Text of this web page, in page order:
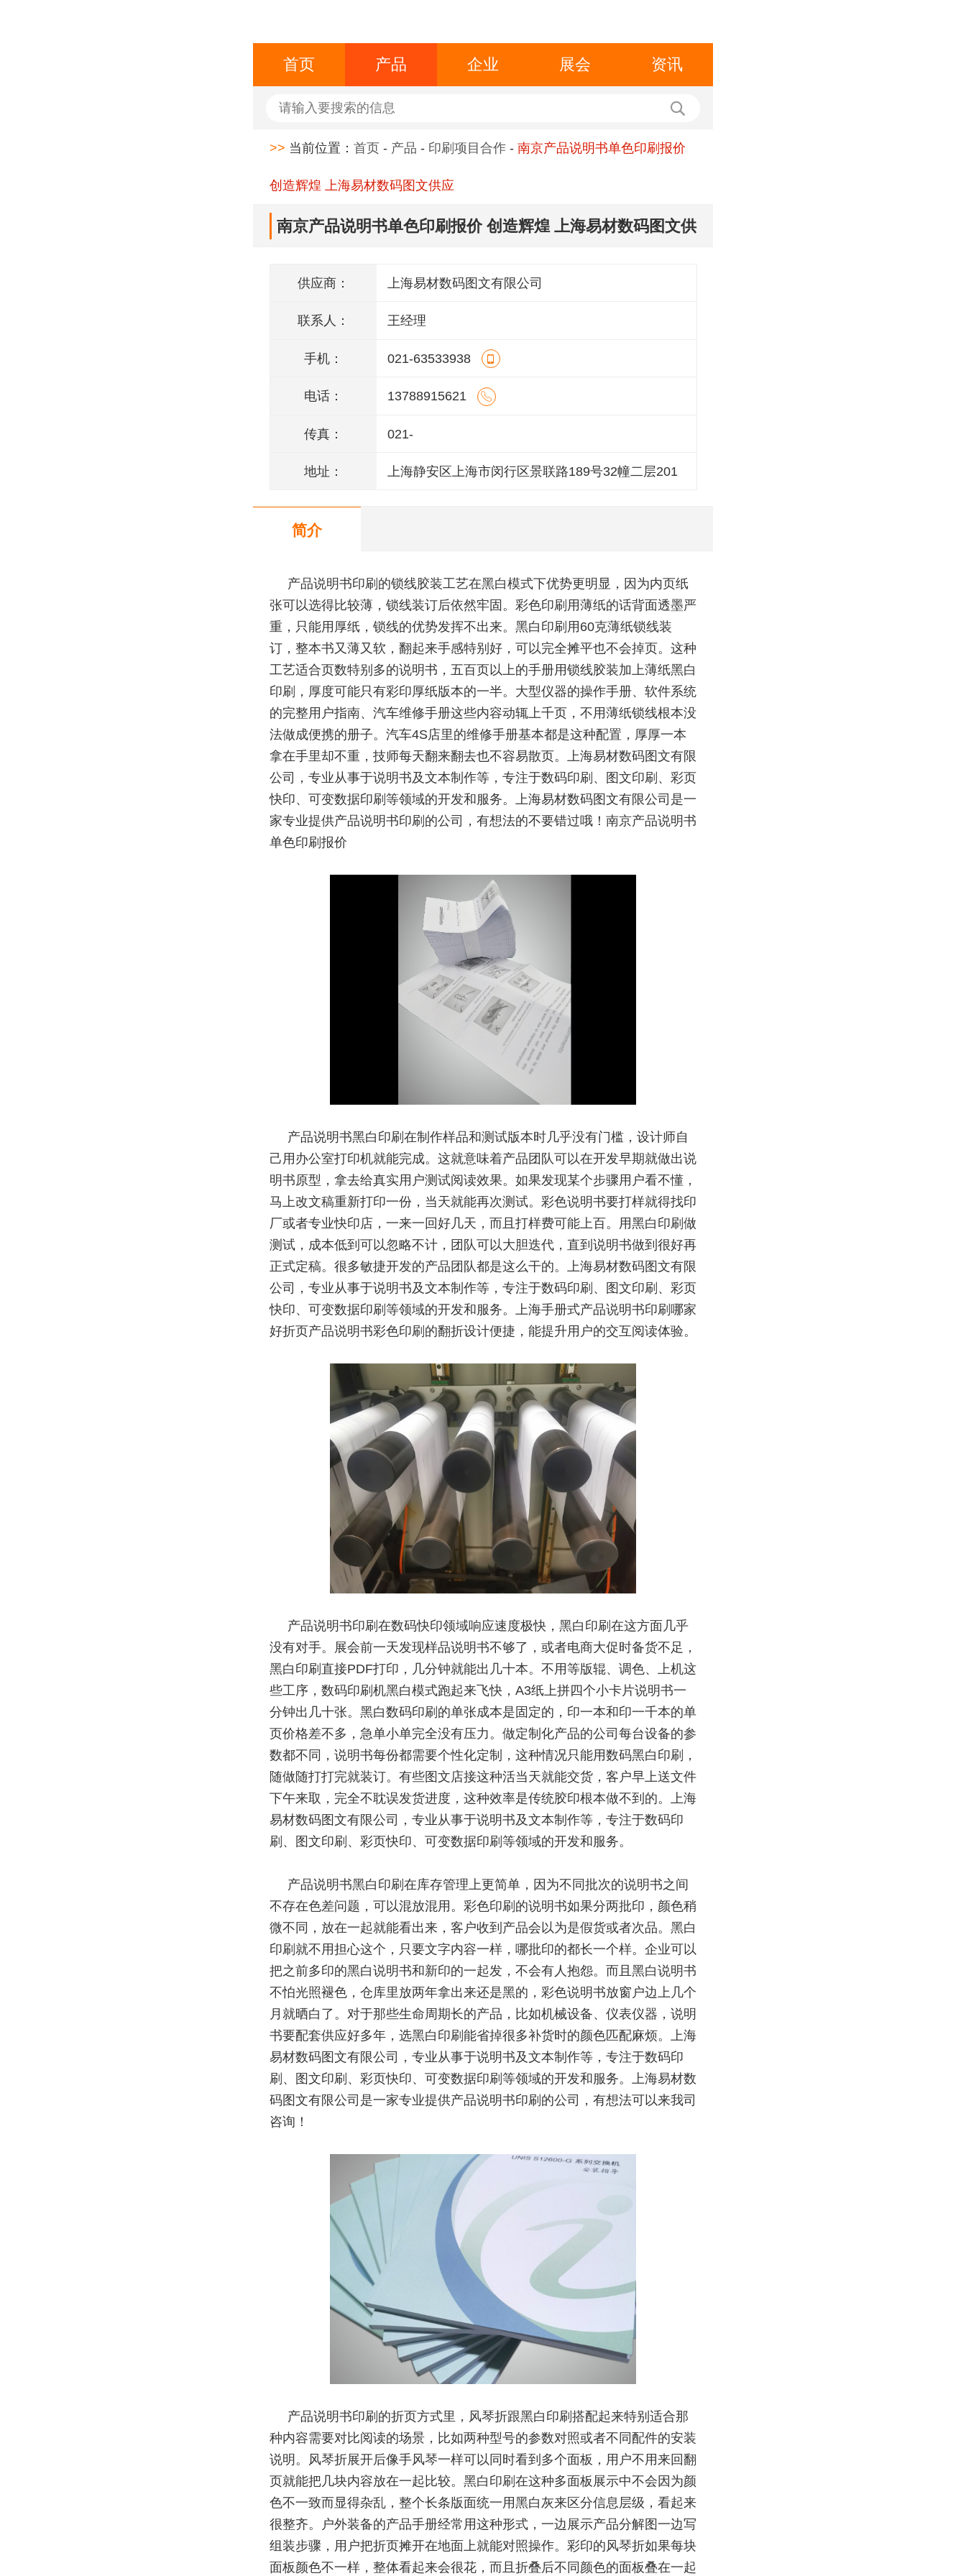
首页 产品 企业 展会 资讯
>> 当前位置： 首页 - 产品 - 印刷项目合作- 南京产品说明书单色印刷报价
创造辉煌 上海易材数码图文供应
南京产品说明书单色印刷报价 创造辉煌 上海易材数码图文供
供应商： 上海易材数码图文有限公司
联系人： 王经理
手机： 021-63533938
电话： 13788915621
传真： 021-
地址： 上海静安区上海市闵行区景联路189号32幢二层201
简介
产品说明书印刷的锁线胶装工艺在黑白模式下优势更明显，因为内页纸
张可以选得比较薄，锁线装订后依然牢固。彩色印刷用薄纸的话背面透墨严
重，只能用厚纸，锁线的优势发挥不出来。黑白印刷用60克薄纸锁线装
订，整本书又薄又软，翻起来手感特别好，可以完全摊平也不会掉页。这种
工艺适合页数特别多的说明书，五百页以上的手册用锁线胶装加上薄纸黑白
印刷，厚度可能只有彩印厚纸版本的一半。大型仪器的操作手册、软件系统
的完整用户指南、汽车维修手册这些内容动辄上千页，不用薄纸锁线根本没
法做成便携的册子。汽车4S店里的维修手册基本都是这种配置，厚厚一本
拿在手里却不重，技师每天翻来翻去也不容易散页。上海易材数码图文有限
公司，专业从事于说明书及文本制作等，专注于数码印刷、图文印刷、彩页
快印、可变数据印刷等领域的开发和服务。上海易材数码图文有限公司是一
家专业提供产品说明书印刷的公司，有想法的不要错过哦！南京产品说明书
单色印刷报价
产品说明书黑白印刷在制作样品和测试版本时几乎没有门槛，设计师自
己用办公室打印机就能完成。这就意味着产品团队可以在开发早期就做出说
明书原型，拿去给真实用户测试阅读效果。如果发现某个步骤用户看不懂，
马上改文稿重新打印一份，当天就能再次测试。彩色说明书要打样就得找印
厂或者专业快印店，一来一回好几天，而且打样费可能上百。用黑白印刷做
测试，成本低到可以忽略不计，团队可以大胆迭代，直到说明书做到很好再
正式定稿。很多敏捷开发的产品团队都是这么干的。上海易材数码图文有限
公司，专业从事于说明书及文本制作等，专注于数码印刷、图文印刷、彩页
快印、可变数据印刷等领域的开发和服务。上海手册式产品说明书印刷哪家
好折页产品说明书彩色印刷的翻折设计便捷，能提升用户的交互阅读体验。
产品说明书印刷在数码快印领域响应速度极快，黑白印刷在这方面几乎
没有对手。展会前一天发现样品说明书不够了，或者电商大促时备货不足，
黑白印刷直接PDF打印，几分钟就能出几十本。不用等版辊、调色、上机这
些工序，数码印刷机黑白模式跑起来飞快，A3纸上拼四个小卡片说明书一
分钟出几十张。黑白数码印刷的单张成本是固定的，印一本和印一千本的单
页价格差不多，急单小单完全没有压力。做定制化产品的公司每台设备的参
数都不同，说明书每份都需要个性化定制，这种情况只能用数码黑白印刷，
随做随打打完就装订。有些图文店接这种活当天就能交货，客户早上送文件
下午来取，完全不耽误发货进度，这种效率是传统胶印根本做不到的。上海
易材数码图文有限公司，专业从事于说明书及文本制作等，专注于数码印
刷、图文印刷、彩页快印、可变数据印刷等领域的开发和服务。
产品说明书黑白印刷在库存管理上更简单，因为不同批次的说明书之间
不存在色差问题，可以混放混用。彩色印刷的说明书如果分两批印，颜色稍
微不同，放在一起就能看出来，客户收到产品会以为是假货或者次品。黑白
印刷就不用担心这个，只要文字内容一样，哪批印的都长一个样。企业可以
把之前多印的黑白说明书和新印的一起发，不会有人抱怨。而且黑白说明书
不怕光照褪色，仓库里放两年拿出来还是黑的，彩色说明书放窗户边上几个
月就晒白了。对于那些生命周期长的产品，比如机械设备、仪表仪器，说明
书要配套供应好多年，选黑白印刷能省掉很多补货时的颜色匹配麻烦。上海
易材数码图文有限公司，专业从事于说明书及文本制作等，专注于数码印
刷、图文印刷、彩页快印、可变数据印刷等领域的开发和服务。上海易材数
码图文有限公司是一家专业提供产品说明书印刷的公司，有想法可以来我司
咨询！
产品说明书印刷的折页方式里，风琴折跟黑白印刷搭配起来特别适合那
种内容需要对比阅读的场景，比如两种型号的参数对照或者不同配件的安装
说明。风琴折展开后像手风琴一样可以同时看到多个面板，用户不用来回翻
页就能把几块内容放在一起比较。黑白印刷在这种多面板展示中不会因为颜
色不一致而显得杂乱，整个长条版面统一用黑白灰来区分信息层级，看起来
很整齐。户外装备的产品手册经常用这种形式，一边展示产品分解图一边写
组装步骤，用户把折页摊开在地面上就能对照操作。彩印的风琴折如果每块
面板颜色不一样，整体看起来会很花，而且折叠后不同颜色的面板叠在一起